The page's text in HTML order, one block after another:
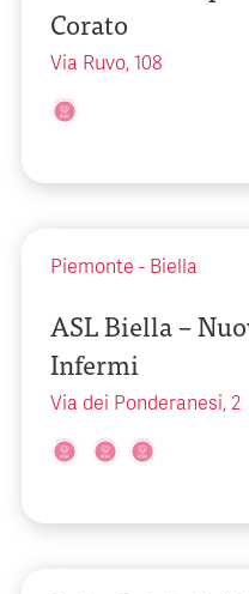
Corato
Via Ruvo, 108
Piemonte - Biella
ASL Biella –
Infermi
Via dei Ponderanesi, 2